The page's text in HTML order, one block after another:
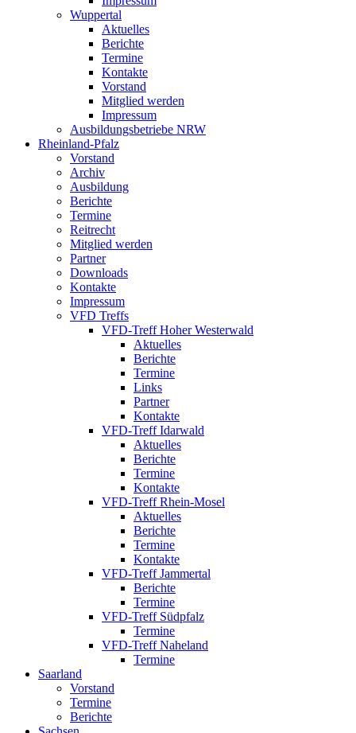
Wuppertal
Aktuelles
Berichte
Termine
Kontakte
Vorstand
Mitglied werden
Impressum
Ausbildungsbetriebe NRW
Rheinland-Pfalz
Vorstand
Archiv
Ausbildung
Berichte
Termine
Reitrecht
Mitglied werden
Partner
Downloads
Kontakte
Impressum
VFD Treffs
VFD-Treff Hoher Westerwald
Aktuelles
Berichte
Termine
Links
Partner
Kontakte
VFD-Treff Idarwald
Aktuelles
Berichte
Termine
Kontakte
VFD-Treff Rhein-Mosel
Aktuelles
Berichte
Termine
Kontakte
VFD-Treff Jammertal
Berichte
Termine
VFD-Treff Südpfalz
Termine
VFD-Treff Naheland
Termine
Saarland
Vorstand
Termine
Berichte